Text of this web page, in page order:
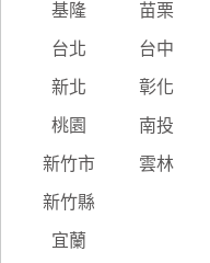
基隆 苗栗
台北 台中
新北 彰化
桃園 南投
新竹市 雲林
新竹縣
宜蘭